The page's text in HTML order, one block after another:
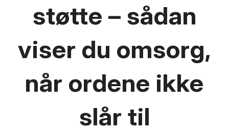
støtte – sådan
viser du omsorg,
når ordene ikke
slår til